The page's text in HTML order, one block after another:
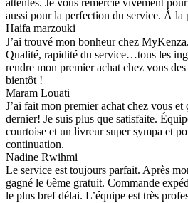
attentes. Je vous remercie vivement
aussi pour la perfection du service. À la
Haifa marzouki
J’ai trouvé mon bonheur chez
Qualité, rapidité du service…tous les
rendre mon premier achat chez vous
bientôt !
Maram Louati
J’ai fait mon premier achat chez vous et
dernier! Je suis plus que satisfaite.
courtoise et un livreur super sympa et
continuation.
Nadine Rwihmi
Le service est toujours parfait. Après
gagné le 6ème gratuit. Commande
le plus bref délai. L’équipe est très